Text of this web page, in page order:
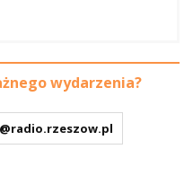
wydarzenia?